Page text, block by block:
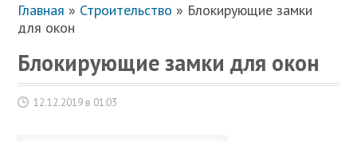
Главная » Строительство » Блокирующие замки
для окон
Блокирующие замки для окон
12.12.2019 в 01:03